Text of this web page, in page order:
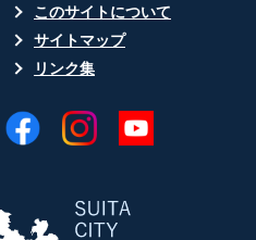
このサイトについて
サイトマップ
リンク集